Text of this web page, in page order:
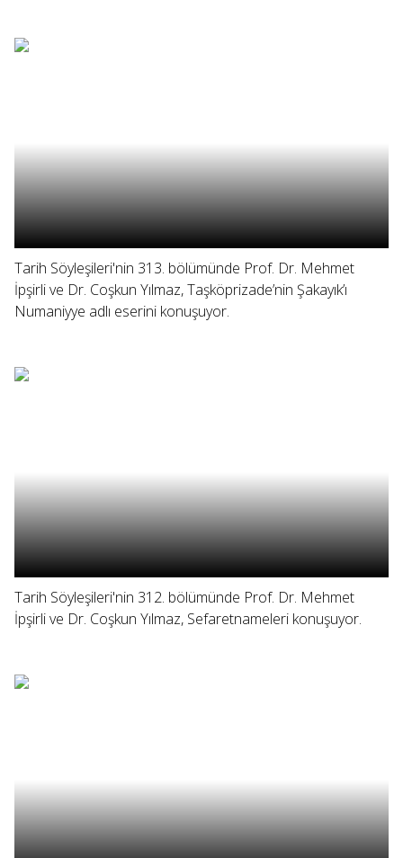
Tarih Söyleşileri'nin 313. bölümünde Prof. Dr. Mehmet
İpşirli ve Dr. Coşkun Yılmaz, Taşköprizade’nin Şakayık’ı
Numaniyye adlı eserini konuşuyor.
Tarih Söyleşileri'nin 312. bölümünde Prof. Dr. Mehmet
İpşirli ve Dr. Coşkun Yılmaz, Sefaretnameleri konuşuyor.